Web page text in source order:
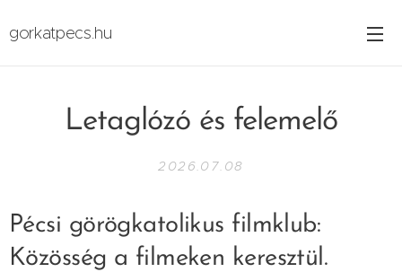
gorkatpecs.hu
Letaglózó és felemelő
2026.07.08
Pécsi görögkatolikus filmklub:
Közösség a filmeken keresztül.